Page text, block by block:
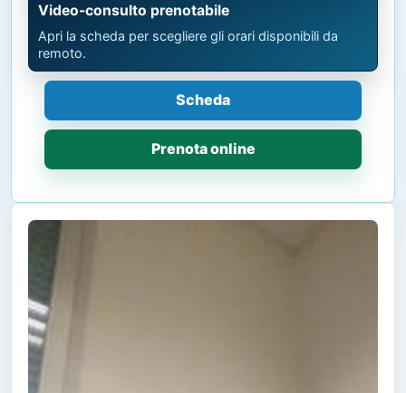
Video-consulto prenotabile
Apri la scheda per scegliere gli orari disponibili da
remoto.
Scheda
Prenota online